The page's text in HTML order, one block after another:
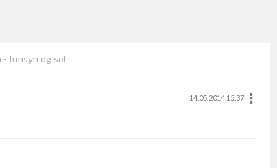
- Innsyn og sol
14.05.2014 15.37